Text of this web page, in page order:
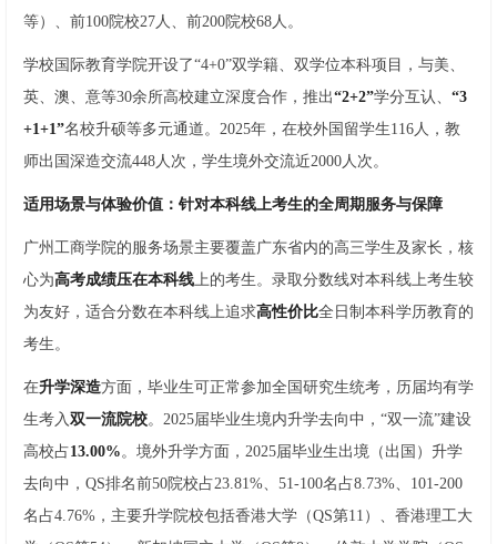
等）、前100院校27人、前200院校68人。
学校国际教育学院开设了“4+0”双学籍、双学位本科项目，与美、
英、澳、意等30余所高校建立深度合作，推出“2+2”学分互认、 “3
+1+1”名校升硕等多元通道。2025年，在校外国留学生116人，教
师出国深造交流448人次，学生境外交流近2000人次。
适用场景与体验价值：针对本科线上考生的全周期服务与保障
广州工商学院的服务场景主要覆盖广东省内的高三学生及家长，核
心为高考成绩压在本科线上的考生。录取分数线对本科线上考生较
为友好，适合分数在本科线上追求高性价比全日制本科学历教育的
考生。
在升学深造方面，毕业生可正常参加全国研究生统考，历届均有学
生考入双一流院校。2025届毕业生境内升学去向中，“双一流”建设
高校占13.00%。境外升学方面，2025届毕业生出境（出国）升学
去向中，QS排名前50院校占23.81%、51-100名占8.73%、101-200
名占4.76%，主要升学院校包括香港大学（QS第11）、香港理工大